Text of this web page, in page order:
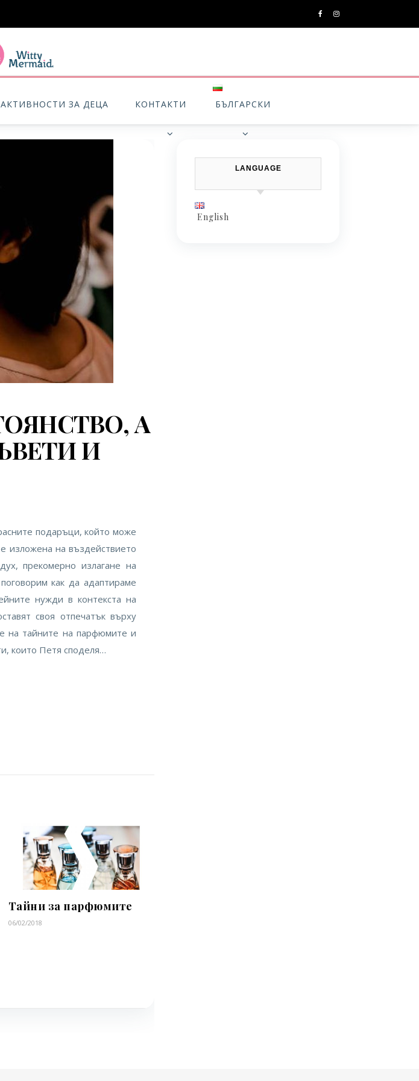
АКТИВНОСТИ ЗА ДЕЦА КОНТАКТИ БЪЛГАРСКИ
А
И
подаръци, който може
изложена на въздействието
прекомерно излагане на
как да адаптираме
нужди в контекста на
своя отпечатък върху
на тайните на парфюмите и
които Петя споделя…
Тайни за парфюмите
06/02/2018
LANGUAGE
English